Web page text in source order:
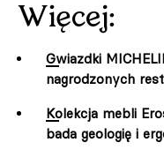
Więcej:
Gwiazdki
nagrodzonych
Kolekcja mebli
bada geologię i